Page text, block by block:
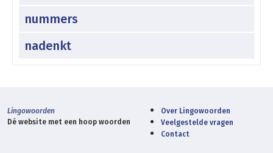
nummers
nadenkt
Lingowoorden
Dé website met een hoop woorden
Over Lingowoorden
Veelgestelde vragen
Contact